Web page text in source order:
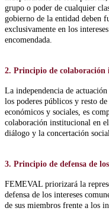
grupo o poder de cualquier
gobierno de la entidad deben
exclusivamente en los
encomendada.
2. Principio de colaboración
La independencia de actuación
los poderes públicos y resto de
económicos y sociales, es
colaboración institucional en
diálogo y la concertación
3. Principio de defensa de
FEMEVAL priorizará la
defensa de los intereses
de sus miembros frente a los